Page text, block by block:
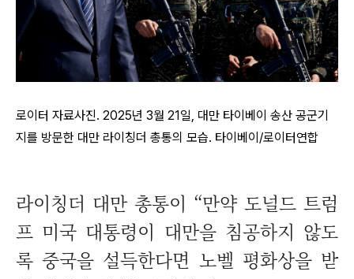
로이터 자료사진. 2025년 3월 21일, 대만 타이베이 송산 공군기
지를 방문한 대만 라이칭더 총통의 모습. 타이베이/로이터연합
라이칭더 대만 총통이 “만약 도널드 트럼
프 미국 대통령이 대만을 침공하지 않도
록 중국을 설득한다면 노벨 평화상을 받